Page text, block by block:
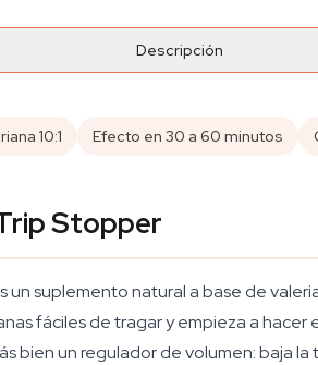
Descripción
10:1 Efecto en 30 a 60 minutos
Stopper
un suplemento natural a base de
fáciles de tragar y empieza a
bien un regulador de volumen: baja